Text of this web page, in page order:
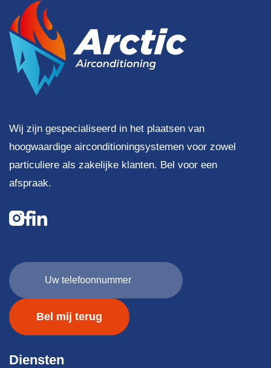
Wij zijn gespecialiseerd in het plaatsen van
hoogwaardige airconditioningsystemen voor zowel
particuliere als zakelijke klanten. Bel voor een
afspraak.
Uw
telefoonnummer
(Vereist)
Diensten